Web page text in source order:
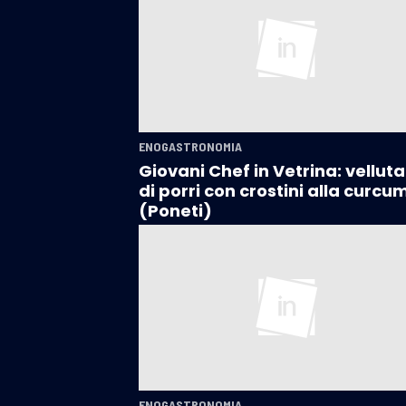
ENOGASTRONOMIA
Giovani Chef in Vetrina:
di porri con crostini alla
(Poneti)